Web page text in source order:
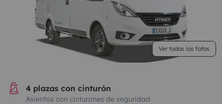
Ver todas las fotos
4 plazas con cinturón
Asientos con cinturones de seguridad